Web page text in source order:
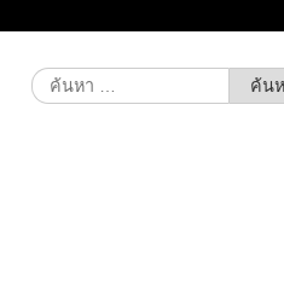
ค้นหา
สำหรับ: